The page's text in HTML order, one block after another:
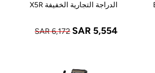
الدراجة التجارية الخفيفة X5R
SAR 6,172 SAR 5,554